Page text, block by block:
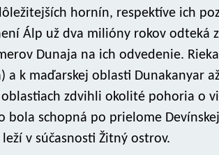
hornín, respektíve ich
Álp už dva milióny rokov odteká
Dunaja na ich odvedenie.
a k maďarskej oblasti Dunakanyar
zdvihli okolité pohoria o
bola schopná po prielome
v súčasnosti Žitný ostrov.